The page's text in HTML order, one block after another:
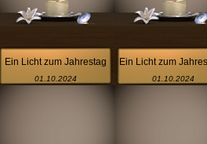
Ein Licht zum Jahrestag
01.10.2024
Ein Licht zum
01.10.2024